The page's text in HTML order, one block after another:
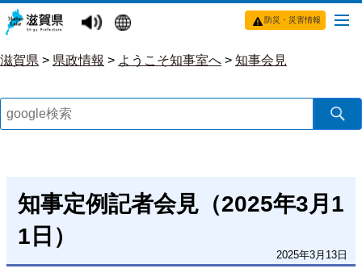
防災・災害情報
滋賀県 > 県政情報 > ようこそ知事室へ > 知事会見
知事定例記者会見（2025年3月1
1日）
2025年3月13日